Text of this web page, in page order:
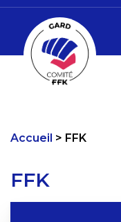
Accueil FFK
FFK